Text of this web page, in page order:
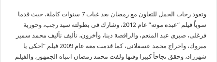
وتعود رحاب الجمل للتعاون مع رمضان بعد غياب 7 سنوات كاملة، حيث قدما
سوياً فيلم “عبده موته” عام 2012، وشارك فى بطولته سيد رجب، وحورية
فرغلى، صبرى عبد المنعم، والراقصة دينا، وأخرون، تأليف تأليف محمد سمير
مبروك، واخراج محمد عسقلانى، كما قدمت معه عام 2009 فيلم “احكى يا
شهرزاد، وحقق نجاحاً كبيرا وقتها ولفت محمد رمضان انتباه الجمهور، والفيلم